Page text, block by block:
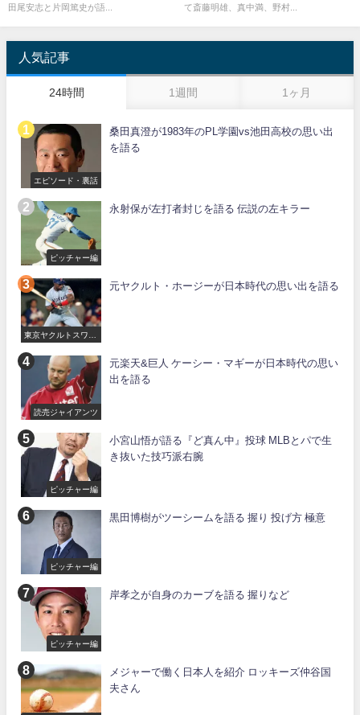
田尾安志と片岡篤史が語...
て斎藤明雄、真中満、野村...
人気記事
24時間 1週間 1ヶ月
エピソード・裏話
桑田真澄が1983年のPL学園vs池田高校の思い出
を語る
ピッチャー編
永射保が左打者封じを語る 伝説の左キラー
東京ヤクルトスワロ
元ヤクルト・ホージーが日本時代の思い出を語る
読売ジャイアンツ
元楽天&巨人 ケーシー・マギーが日本時代の思い
出を語る
ピッチャー編
小宮山悟が語る『ど真ん中』投球 MLBとパで生
き抜いた技巧派右腕
ピッチャー編
黒田博樹がツーシームを語る 握り 投げ方 極意
ピッチャー編
岸孝之が自身のカーブを語る 握りなど
メジャーで働く日本人を紹介 ロッキーズ仲谷国
夫さん